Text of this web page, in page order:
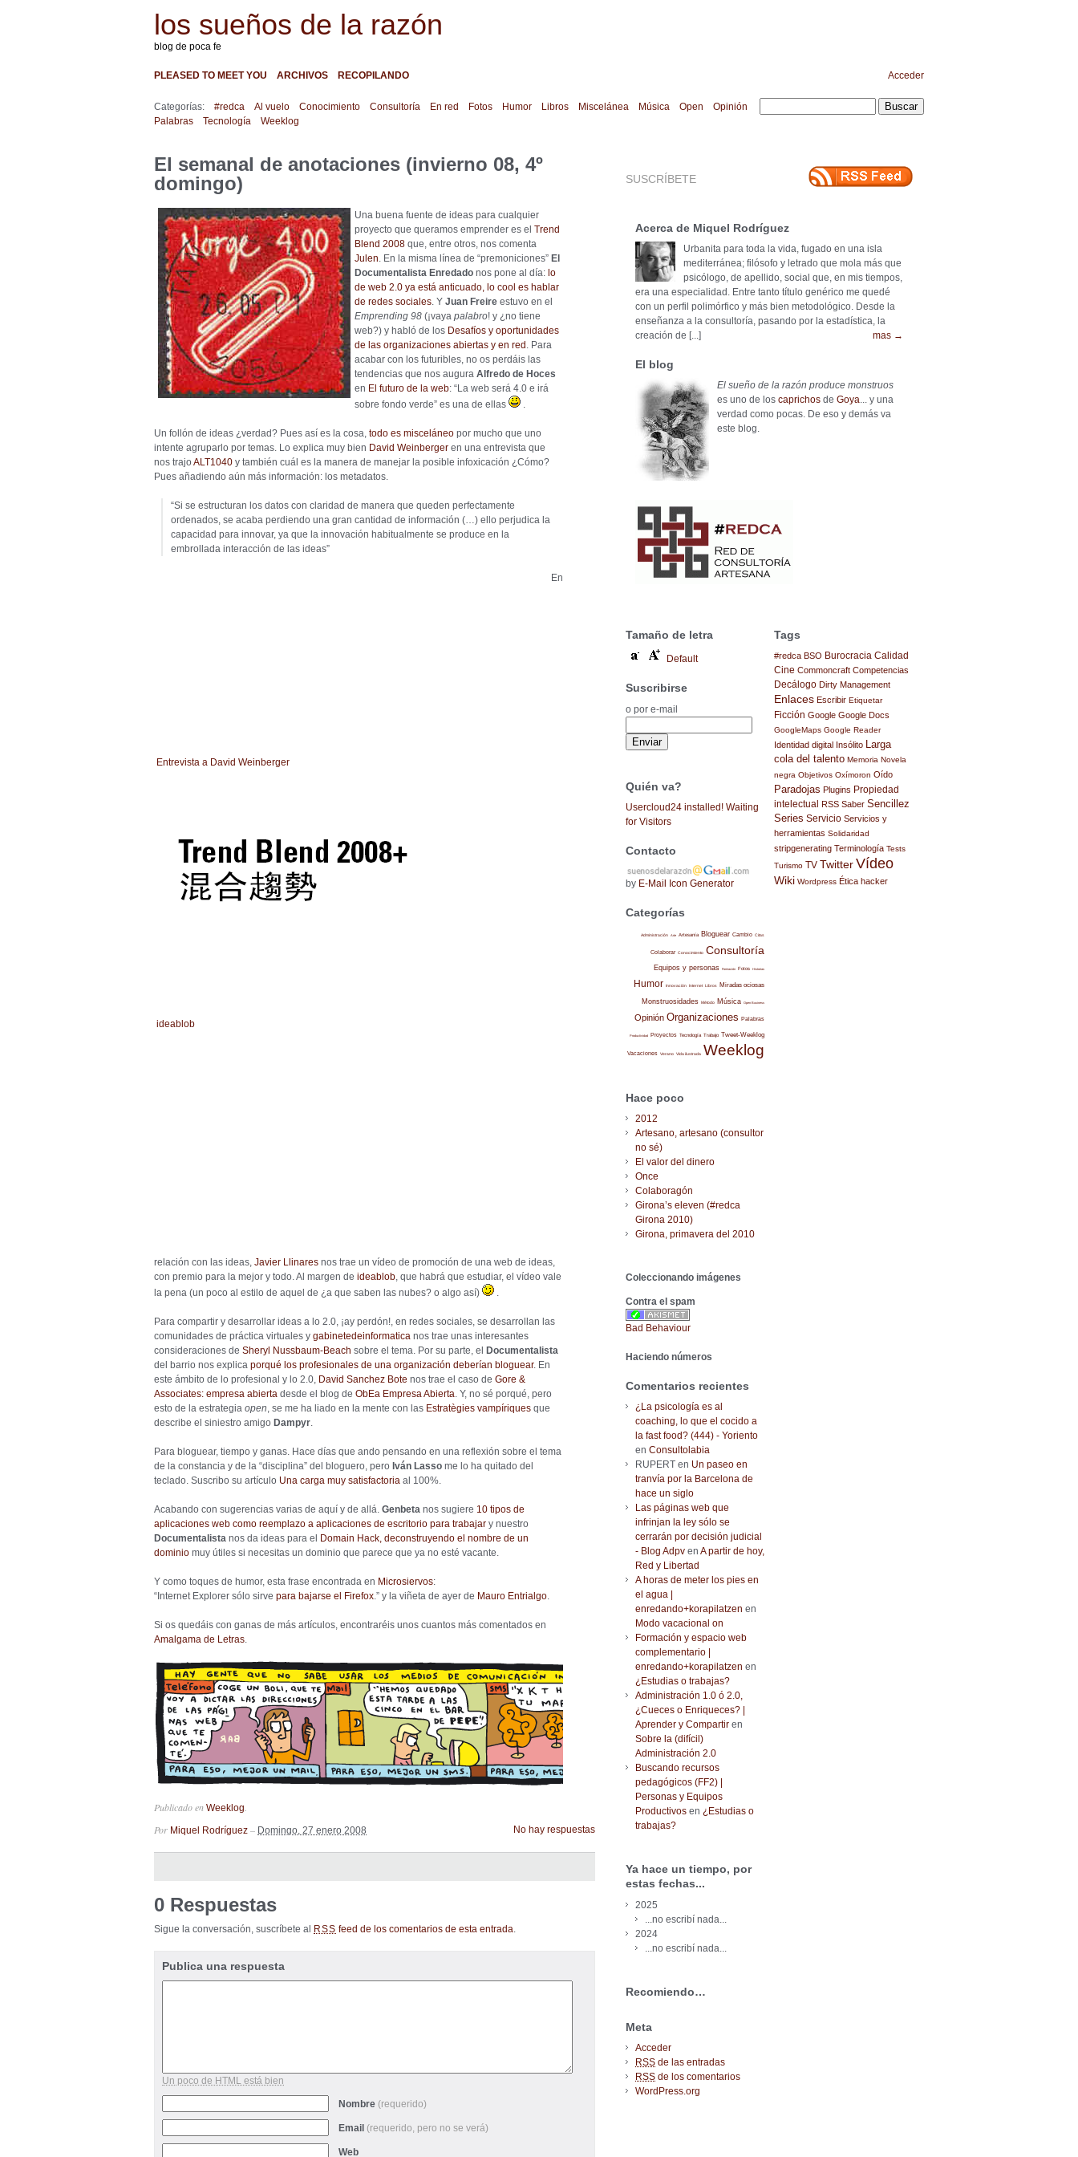
los sueños de la razón
blog de poca fe
PLEASED TO MEET YOU ARCHIVOS RECOPILANDO Acceder
Categorías: #redca Al vuelo Conocimiento Consultoría En red Fotos Humor Libros Miscelánea Música Open
Opinión
Palabras
Tecnología Weeklog
El semanal de anotaciones (invierno 08, 4º
domingo)
Una buena fuente de ideas para cualquier
proyecto que queramos emprender es el Trend
Blend 2008 que, entre otros, nos comenta
Julen. En la misma línea de “premoniciones” El
Documentalista Enredado nos pone al día: lo
de web 2.0 ya está anticuado, lo cool es hablar
de redes sociales. Y Juan Freire estuvo en el
Emprending 98 (¡vaya palabro! y ¿no tiene
web?) y habló de los Desafíos y oportunidades
de las organizaciones abiertas y en red . Para
acabar con los futuribles, no os perdáis las
tendencias que nos augura Alfredo de Hoces
en El futuro de la web: “La web será 4.0 e irá
sobre fondo verde” es una de ellas
.
Un follón de ideas ¿verdad? Pues así es la cosa, todo es misceláneo por mucho que uno
intente agruparlo por temas. Lo explica muy bien David Weinberger en una entrevista que
nos trajoALT1040 y también cuál es la manera de manejar la posible infoxicación ¿Cómo?
Pues añadiendo aún más información: los metadatos.
“Si se estructuran los datos con claridad de manera que queden perfectamente
ordenados, se acaba perdiendo una gran cantidad de información (…) ello perjudica la
capacidad para innovar, ya que la innovación habitualmente se produce en la
embrollada interacción de las ideas”
Entrevista a David Weinberger
ideablob
En
relación con las ideas, Javier Llinares nos trae un vídeo de promoción de una web de ideas,
con premio para la mejor y todo. Al margen de ideablob, que habrá que estudiar, el vídeo vale
la pena (un poco al estilo de aquel de ¿a que saben las nubes? o algo así)
.
Para compartir y desarrollar ideas a lo 2.0, ¡ay perdón!, en redes sociales, se desarrollan las
comunidades de práctica virtuales y gabinetedeinformatica nos trae unas interesantes
consideraciones de Sheryl Nussbaum-Beach sobre el tema. Por su parte, el
Documentalista
del barrio nos explica porqué los profesionales de una organización deberían bloguear. En
este ámbito de lo profesional y lo 2.0, David Sanchez Bote nos trae el caso de Gore &
Associates: empresa abierta desde el blog de ObEa Empresa Abierta. Y, no sé porqué, pero
esto de la estrategia open, se me ha liado en la mente con las Estratègies vampíriques que
describe el siniestro amigo Dampyr.
Para bloguear, tiempo y ganas. Hace días que ando pensando en una reflexión sobre el tema
de la constancia y de la “disciplina” del bloguero, pero Iván Lasso me lo ha quitado del
teclado. Suscribo su artículo Una carga muy satisfactoria al 100%.
Acabando con sugerencias varias de aquí y de allá. Genbeta nos sugiere 10 tipos de
aplicaciones web como reemplazo a aplicaciones de escritorio para trabajar y nuestro
Documentalista nos da ideas para el
Domain Hack, deconstruyendo el nombre de un
dominio muy útiles si necesitas un dominio que parece que ya no esté vacante.
Y como toques de humor, esta frase encontrada en Microsiervos:
“Internet Explorer sólo sirve para bajarse el Firefox.” y la viñeta de ayer de Mauro Entrialgo.
Si os quedáis con ganas de más artículos, encontraréis unos cuantos más comentados en
Amalgama de Letras.
Publicado en Weeklog
No hay respuestas
Por Miquel Rodríguez – Domingo, 27 enero 2008
0 Respuestas
Sigue la conversación, suscríbete al RSS feed de los comentarios de esta entrada.
Publica una respuesta
Un poco de HTML está bien
Nombre (requerido)
Email (requerido, pero no se verá)
Web
SUSCRÍBETE
Acerca de Miquel Rodríguez
Urbanita para toda la vida, fugado en una isla
mediterránea; filósofo y letrado que mola más que
psicólogo, de apellido, social que, en mis tiempos,
era una especialidad. Entre tanto título genérico me quedé
con un perfil polimórfico y más bien metodológico. Desde la
enseñanza a la consultoría, pasando por la estadística, la
creación de [...]
mas →
El blog
El sueño de la razón produce monstruos
es uno de los caprichos de Goya... y una
verdad como pocas. De eso y demás va
este blog.
Tamaño de letra
Default
Suscribirse
o por e-mail
Quién va?
Usercloud24 installed! Waiting
for Visitors
Contacto
by E-Mail Icon Generator
Categorías
Administración Arte Artesanía Bloguear Cambio Citas
Colaborar Conocimiento Consultoría
Equipos y personas Formación Fotos Historias
Humor Innovación Internet Libros Miradas ociosas
Monstruosidades Método Música Open Business
Opinión Organizaciones Palabras
Productividad Proyectos Tecnología Trabajo Tweet-Weeklog
Vacaciones Verano Vida ilustrada Weeklog
Hace poco
2012
Artesano, artesano (consultor
no sé)
El valor del dinero
Once
Colaboragón
Girona’s eleven (#redca
Girona 2010)
Girona, primavera del 2010
Coleccionando imágenes
Contra el spam
Bad Behaviour
Haciendo números
Comentarios recientes
¿La psicología es al
coaching, lo que el cocido a
la fast food? (444) - Yoriento
en Consultolabia
RUPERT en Un paseo en
tranvía por la Barcelona de
hace un siglo
Las páginas web que
infrinjan la ley sólo se
cerrarán por decisión judicial
- Blog Adpv en A partir de hoy,
Red y Libertad
A horas de meter los pies en
el agua |
enredando+korapilatzen en
Modo vacacional on
Formación y espacio web
complementario |
enredando+korapilatzen en
¿Estudias o trabajas?
Administración 1.0 ó 2.0,
¿Cueces o Enriqueces? |
Aprender y Compartir en
Sobre la (difícil)
Administración 2.0
Buscando recursos
pedagógicos (FF2) |
Personas y Equipos
Productivos en ¿Estudias o
trabajas?
Ya hace un tiempo, por
estas fechas...
2025
...no escribí nada...
2024
...no escribí nada...
Recomiendo…
Meta
Acceder
RSS de las entradas
RSS de los comentarios
WordPress.org
Tags
#redca BSO Burocracia Calidad
Cine Commoncraft Competencias
Decálogo Dirty Management
Enlaces Escribir Etiquetar
Ficción Google Google Docs
GoogleMaps Google Reader
Identidad digital Insólito Larga
cola del talento Memoria Novela
negra Objetivos Oxímoron Oído
Paradojas Plugins Propiedad
intelectual
RSS Saber Sencillez
Series Servicio Servicios y
herramientas Solidaridad
stripgenerating Terminología Tests
Turismo TV Twitter Vídeo
Wiki Wordpress Ética hacker